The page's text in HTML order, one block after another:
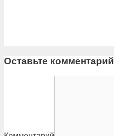
Оставьте комментарий